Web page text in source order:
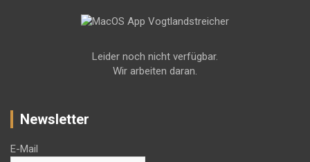
Leider noch nicht verfügbar.
Wir arbeiten daran.
Newsletter
E-Mail